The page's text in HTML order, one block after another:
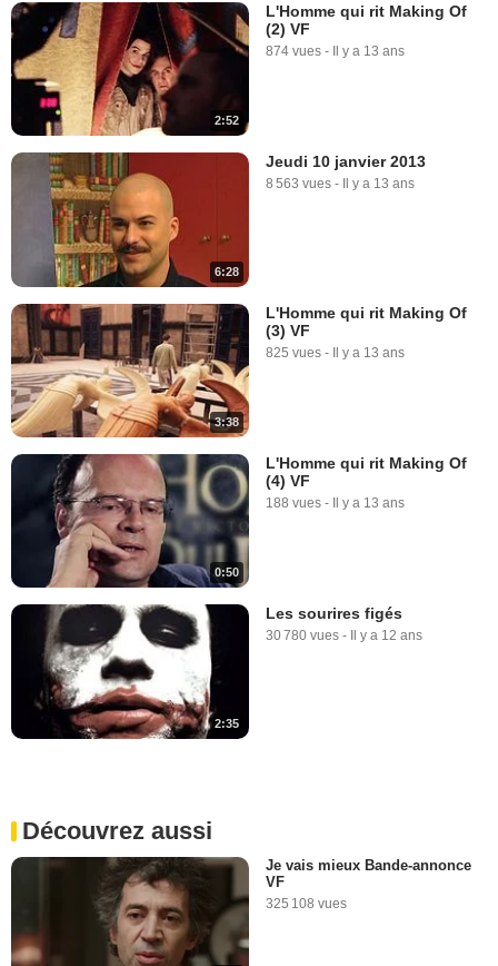
2:52
L'Homme qui rit Making Of
(2) VF
874 vues - Il y a 13 ans
6:28
Jeudi 10 janvier 2013
8 563 vues - Il y a 13 ans
3:38
L'Homme qui rit Making Of
(3) VF
825 vues - Il y a 13 ans
0:50
L'Homme qui rit Making Of
(4) VF
188 vues - Il y a 13 ans
2:35
Les sourires figés
30 780 vues - Il y a 12 ans
Découvrez aussi
Je vais mieux Bande-annonce
VF
325 108 vues